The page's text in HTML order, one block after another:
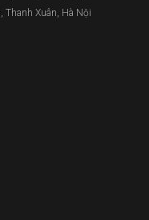
Thanh Xuân, Hà Nội